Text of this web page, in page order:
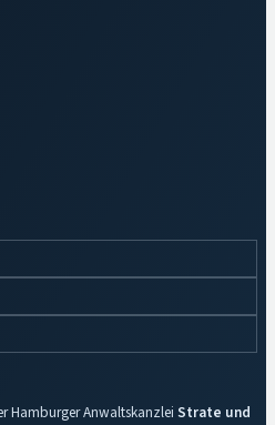
Hamburger Anwaltskanzlei Strate und